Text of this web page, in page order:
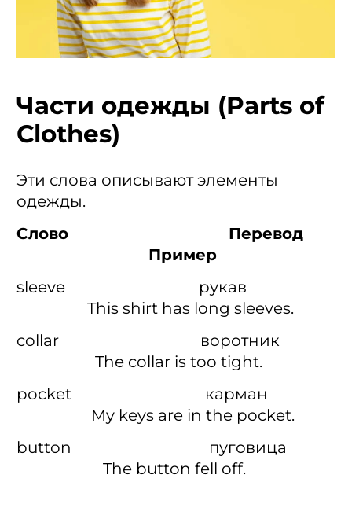
Части одежды (Parts of
Clothes)
Эти слова описывают элементы
одежды.
Слово Перевод
Пример
sleeve рукав
This shirt has long sleeves.
collar воротник
The collar is too tight.
pocket карман
My keys are in the pocket.
button пуговица
The button fell off.